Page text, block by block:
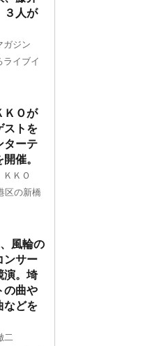
３人が
ジン
ライブイ
ＫＯが
ストを
ターテ
催。
ＫＯ
区の新橋
風輪の
ンサー
演。埼
の曲や
などを
二